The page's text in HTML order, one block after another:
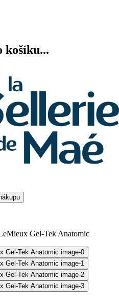
košíku...
Gel-Tek Anatomic